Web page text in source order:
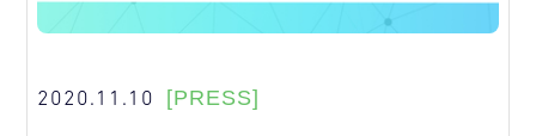
2020.11.10 [PRESS]